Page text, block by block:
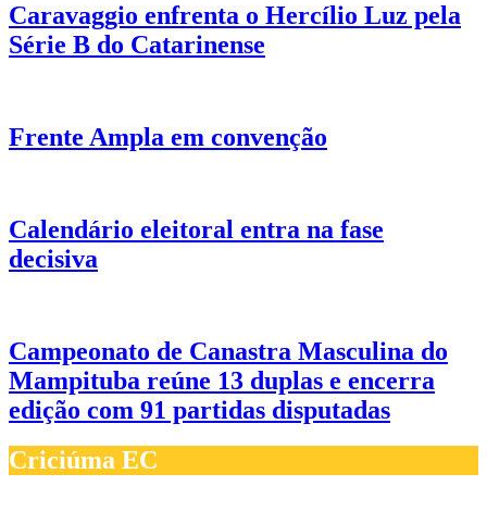
Caravaggio enfrenta o Hercílio Luz pela
Série B do Catarinense
Frente Ampla em convenção
Calendário eleitoral entra na fase
decisiva
Campeonato de Canastra Masculina do
Mampituba reúne 13 duplas e encerra
edição com 91 partidas disputadas
Criciúma EC